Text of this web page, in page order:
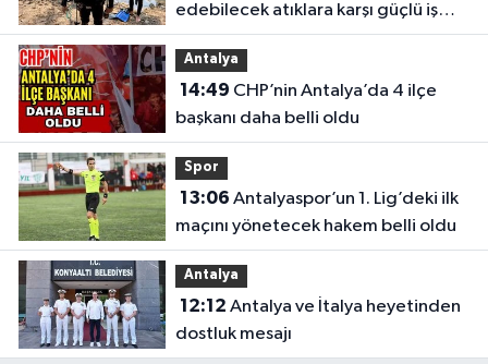
edebilecek atıklara karşı güçlü iş
birliği
Antalya
14:49
başkanı daha belli oldu
Spor
13:06
maçını yönetecek hakem belli oldu
Antalya
12:12
dostluk mesajı